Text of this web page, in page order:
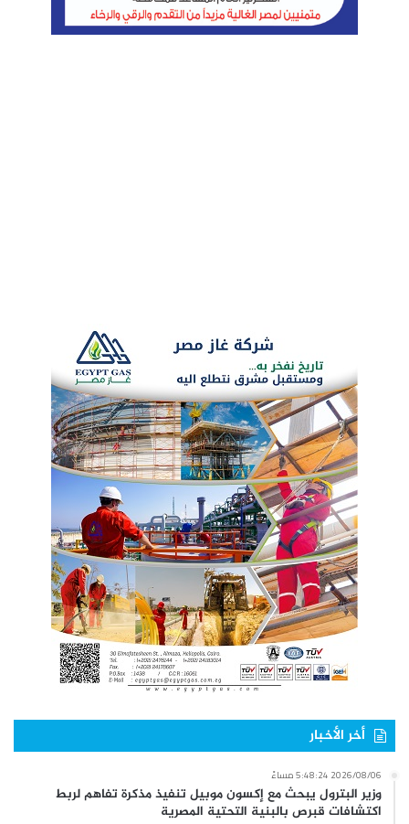
أخر الأخبار
2026/08/06 5:48:24 مساءً
وزير البترول يبحث مع إكسون موبيل تنفيذ مذكرة تفاهم لربط
اكتشافات قبرص بالبنية التحتية المصرية